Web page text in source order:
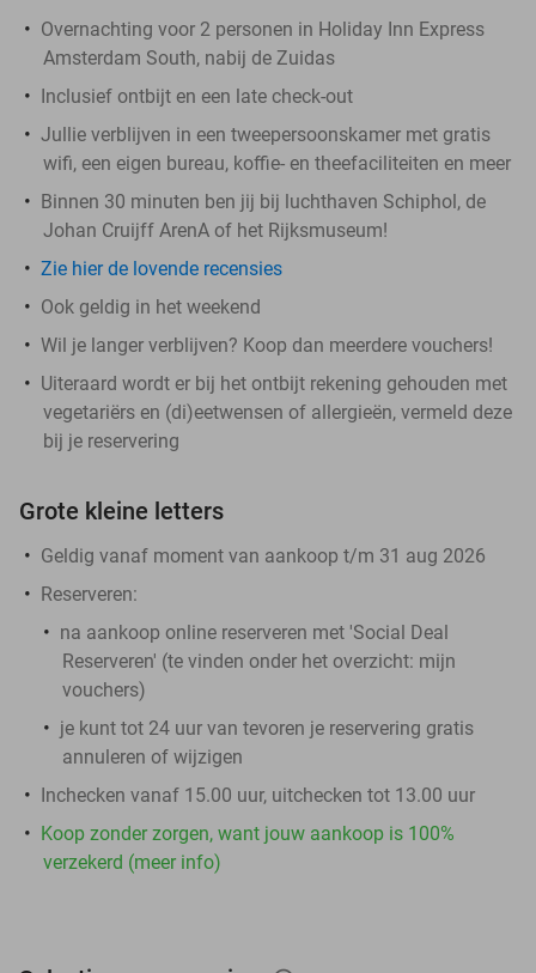
Overnachting voor 2 personen in Holiday Inn Express
Amsterdam South, nabij de Zuidas
Inclusief ontbijt en een late check-out
Jullie verblijven in een tweepersoonskamer met gratis
wifi, een eigen bureau, koffie- en theefaciliteiten en meer
Binnen 30 minuten ben jij bij luchthaven Schiphol, de
Johan Cruijff ArenA of het Rijksmuseum!
Zie hier de lovende recensies
Ook geldig in het weekend
Wil je langer verblijven? Koop dan meerdere vouchers!
Uiteraard wordt er bij het ontbijt rekening gehouden met
vegetariërs en (di)eetwensen of allergieën, vermeld deze
bij je reservering
Grote kleine letters
Geldig vanaf moment van aankoop t/m 31 aug 2026
Reserveren:
na aankoop online reserveren met 'Social Deal
Reserveren' (te vinden onder het overzicht: mijn
vouchers)
je kunt tot 24 uur van tevoren je reservering gratis
annuleren of wijzigen
Inchecken vanaf 15.00 uur, uitchecken tot 13.00 uur
Koop zonder zorgen, want jouw aankoop is 100%
verzekerd (meer info)